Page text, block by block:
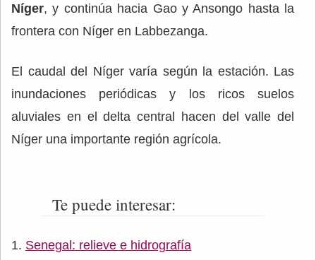
Níger, y continúa hacia Gao y Ansongo hasta la
frontera con Níger en Labbezanga.
El caudal del Níger varía según la estación. Las
inundaciones periódicas y los ricos suelos
aluviales en el delta central hacen del valle del
Níger una importante región agrícola.
Te puede interesar:
Senegal: relieve e hidrografía